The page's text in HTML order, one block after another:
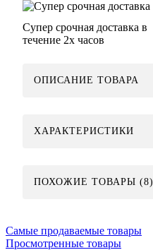
Супер срочная доставка в
течение 2х часов
ОПИСАНИЕ ТОВАРА
ХАРАКТЕРИСТИКИ
ПОХОЖИЕ ТОВАРЫ (8)
Самые продаваемые товары
Просмотренные товары